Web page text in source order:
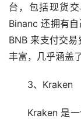
台，包括现货交
Binanc 还拥有自
BNB 来支付交
丰富，几乎涵盖
3、Kraken
Kraken 是